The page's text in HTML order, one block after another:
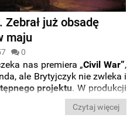
już obsadę
maju
0
nas premiera „Civil War”,
ale Brytyjczyk nie zwleka i
projektu. W produkcji
połączy siły zRayem
filmie pełnił funkcję
Czytaj więcej